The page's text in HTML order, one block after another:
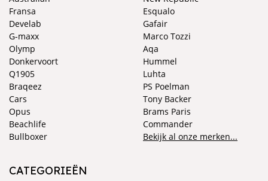
Fransa
Develab
G-maxx
Olymp
Donkervoort
Q1905
Braqeez
Cars
Opus
Beachlife
Bullboxer
Esqualo
Gafair
Marco Tozzi
Aqa
Hummel
Luhta
PS Poelman
Tony Backer
Brams Paris
Commander
Bekijk al onze merken...
CATEGORIEËN